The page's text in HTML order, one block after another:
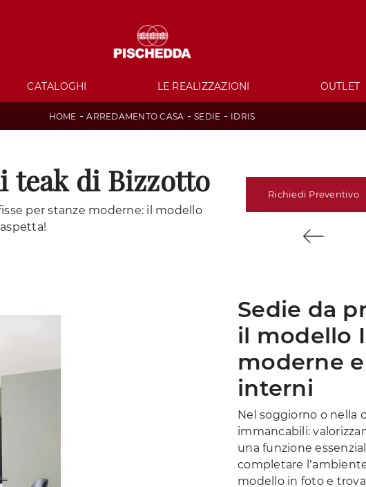
CATALOGHI LE REALIZZAZIONI OUTLET
HOME -ARREDAMENTO CASA -SEDIE - IDRIS
teak di Bizzotto
per stanze moderne: il modello
Richiedi Preventivo
Sedie da
il modello
moderne
interni
Nel soggiorno o nella
immancabili:
una funzione
completare
modello in foto e